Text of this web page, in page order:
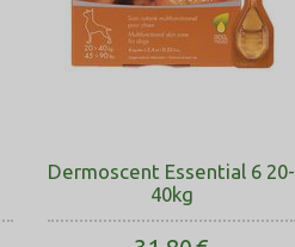
Dermoscent Essential 6 20-
40kg